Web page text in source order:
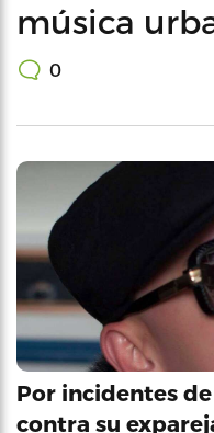
música
0
Por incidentes
contra su